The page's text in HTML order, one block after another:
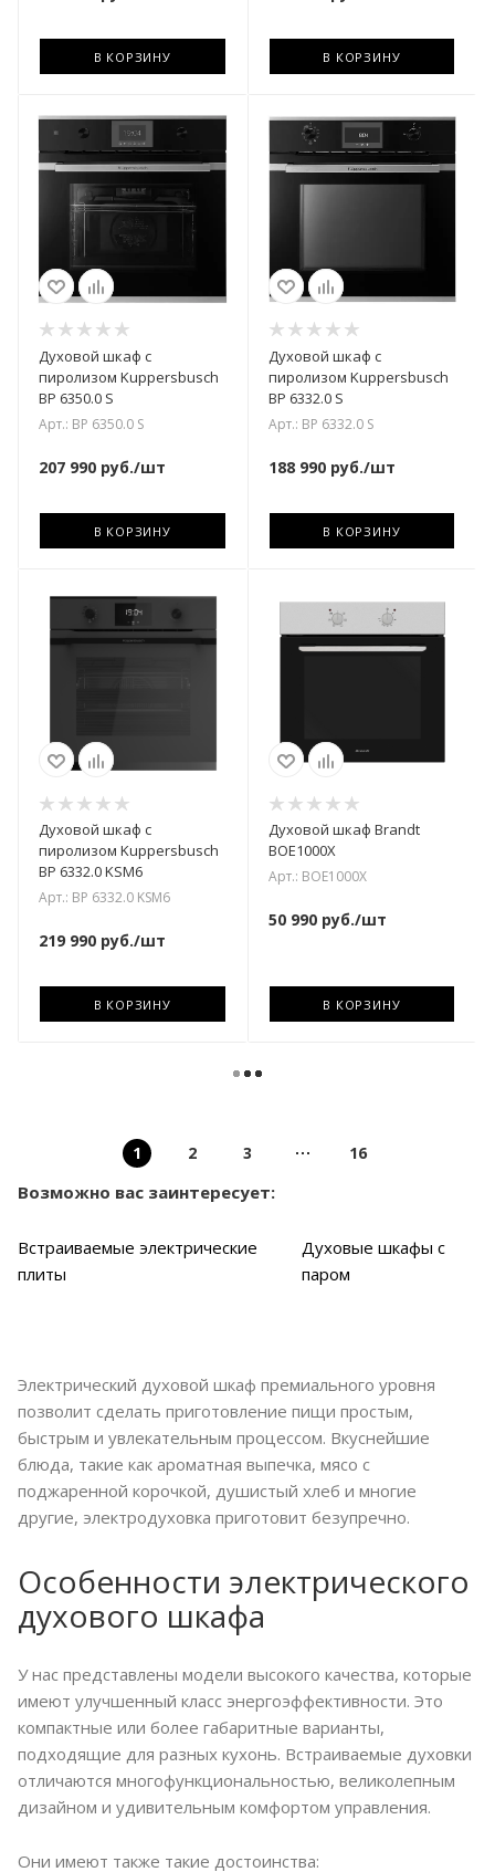
В КОРЗИНУ В КОРЗИНУ
Духовой шкаф с
пиролизом Kuppersbusch
BP 6350.0 S
Арт.: BP 6350.0 S
207 990 руб./шт
В КОРЗИНУ
Духовой шкаф с
пиролизом Kuppersbusch
BP 6332.0 S
Арт.: BP 6332.0 S
188 990руб./шт
В КОРЗИНУ
Духовой шкаф с
пиролизом Kuppersbusch
BP 6332.0 KSM6
Арт.: BP 6332.0 KSM6
219 990 руб./шт
В КОРЗИНУ
Духовой шкаф Brandt
BOE1000X
Арт.: BOE1000X
50 990руб./шт
В КОРЗИНУ
1 2 3 16
Возможно вас заинтересует:
Встраиваемые электрические
плиты
Духовые шкафы с
паром
Электрический духовой шкаф премиального уровня
позволит сделать приготовление пищи простым,
быстрым и увлекательным процессом. Вкуснейшие
блюда, такие как ароматная выпечка, мясо с
поджаренной корочкой, душистый хлеб и многие
другие, электродуховка приготовит безупречно.
Особенности электрического
духового шкафа
У нас представлены модели высокого качества, которые
имеют улучшенный класс энергоэффективности. Это
компактные или более габаритные варианты,
подходящие для разных кухонь. Встраиваемые духовки
отличаются многофункциональностью, великолепным
дизайном и удивительным комфортом управления.
Они имеют также такие достоинства: